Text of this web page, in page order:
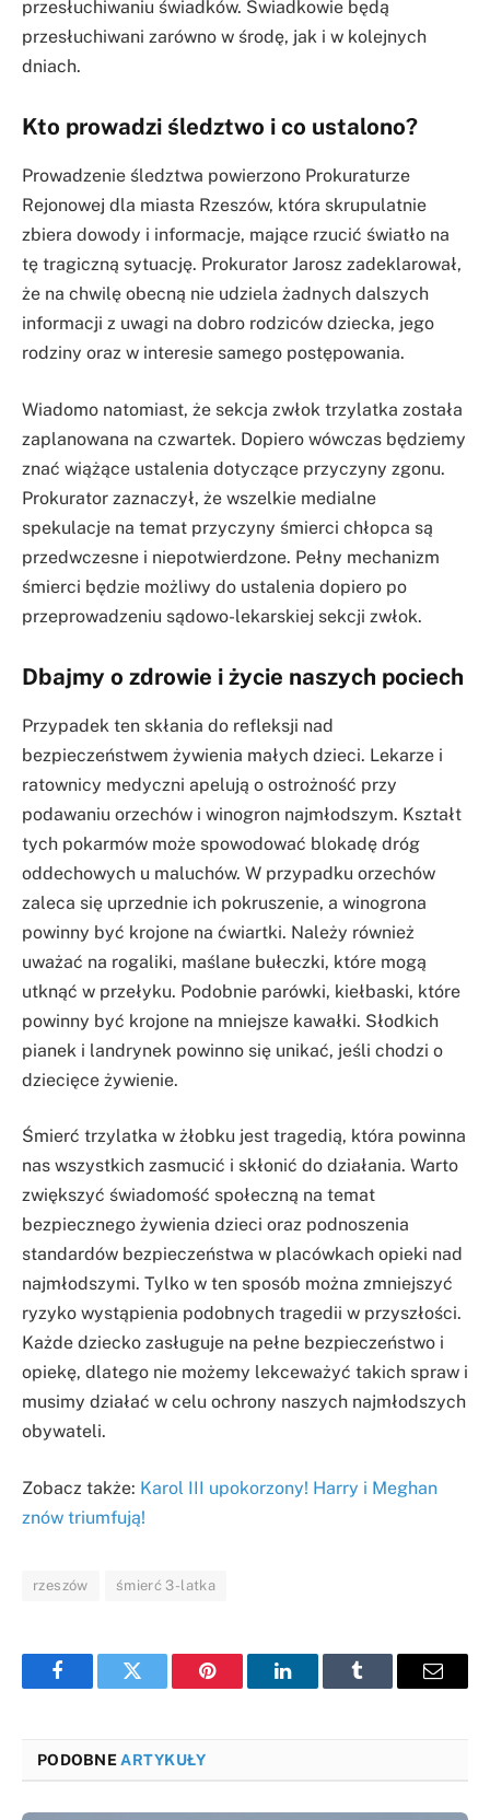
przesłuchiwaniu świadków. Świadkowie będą
przesłuchiwani zarówno w środę, jak i w kolejnych
dniach.
Kto prowadzi śledztwo i co ustalono?
Prowadzenie śledztwa powierzono Prokuraturze
Rejonowej dla miasta Rzeszów, która skrupulatnie
zbiera dowody i informacje, mające rzucić światło na
tę tragiczną sytuację. Prokurator Jarosz zadeklarował,
że na chwilę obecną nie udziela żadnych dalszych
informacji z uwagi na dobro rodziców dziecka, jego
rodziny oraz w interesie samego postępowania.
Wiadomo natomiast, że sekcja zwłok trzylatka została
zaplanowana na czwartek. Dopiero wówczas będziemy
znać wiążące ustalenia dotyczące przyczyny zgonu.
Prokurator zaznaczył, że wszelkie medialne
spekulacje na temat przyczyny śmierci chłopca są
przedwczesne i niepotwierdzone. Pełny mechanizm
śmierci będzie możliwy do ustalenia dopiero po
przeprowadzeniu sądowo-lekarskiej sekcji zwłok.
Dbajmy o zdrowie i życie naszych pociech
Przypadek ten skłania do refleksji nad
bezpieczeństwem żywienia małych dzieci. Lekarze i
ratownicy medyczni apelują o ostrożność przy
podawaniu orzechów i winogron najmłodszym. Kształt
tych pokarmów może spowodować blokadę dróg
oddechowych u maluchów. W przypadku orzechów
zaleca się uprzednie ich pokruszenie, a winogrona
powinny być krojone na ćwiartki. Należy również
uważać na rogaliki, maślane bułeczki, które mogą
utknąć w przełyku. Podobnie parówki, kiełbaski, które
powinny być krojone na mniejsze kawałki. Słodkich
pianek i landrynek powinno się unikać, jeśli chodzi o
dziecięce żywienie.
Śmierć trzylatka w żłobku jest tragedią, która powinna
nas wszystkich zasmucić i skłonić do działania. Warto
zwiększyć świadomość społeczną na temat
bezpiecznego żywienia dzieci oraz podnoszenia
standardów bezpieczeństwa w placówkach opieki nad
najmłodszymi. Tylko w ten sposób można zmniejszyć
ryzyko wystąpienia podobnych tragedii w przyszłości.
Każde dziecko zasługuje na pełne bezpieczeństwo i
opiekę, dlatego nie możemy lekceważyć takich spraw i
musimy działać w celu ochrony naszych najmłodszych
obywateli.
Zobacz także: Karol III upokorzony! Harry i Meghan
znów triumfują!
rzeszów śmierć 3-latka
FacebookTwitter Pinterest LinkedInTumblr Email
PODOBNE ARTYKUŁY